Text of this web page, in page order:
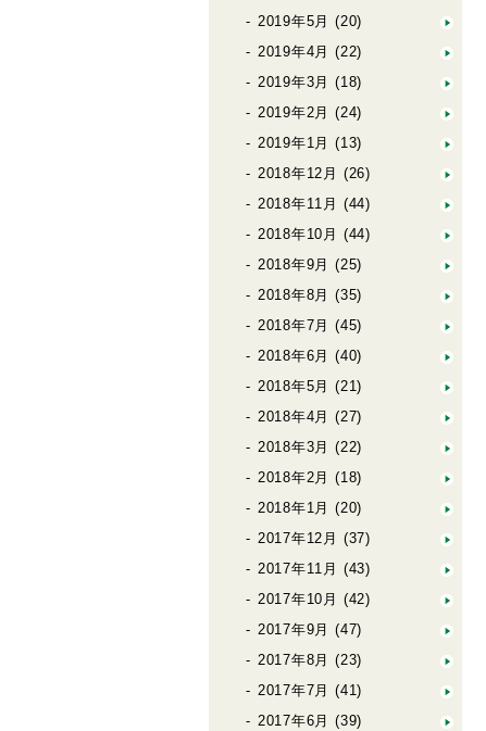
2019年5月 (20)
2019年4月 (22)
2019年3月 (18)
2019年2月 (24)
2019年1月 (13)
2018年12月 (26)
2018年11月 (44)
2018年10月 (44)
2018年9月 (25)
2018年8月 (35)
2018年7月 (45)
2018年6月 (40)
2018年5月 (21)
2018年4月 (27)
2018年3月 (22)
2018年2月 (18)
2018年1月 (20)
2017年12月 (37)
2017年11月 (43)
2017年10月 (42)
2017年9月 (47)
2017年8月 (23)
2017年7月 (41)
2017年6月 (39)